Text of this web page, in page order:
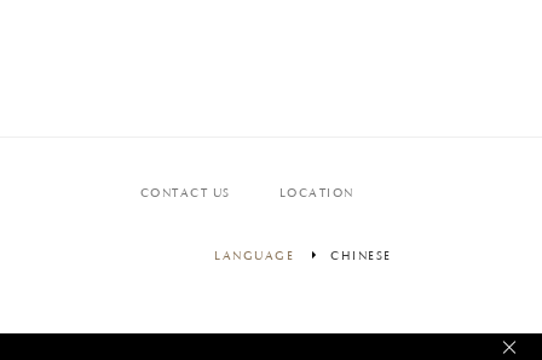
CONTACT US LOCATION
LANGUAGE CHINESE